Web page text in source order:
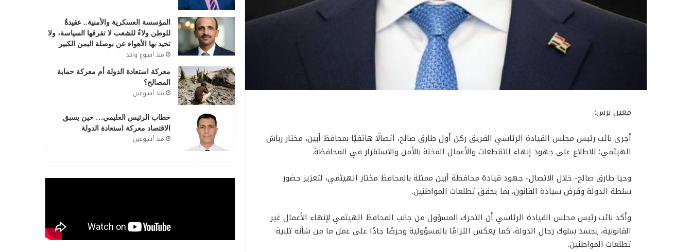
معين برس:
أجرى نائب رئيس مجلس القيادة الرئاسي الفريق ركن أول طارق صالح، اتصالًا هاتفيًا بمحافظ أبين، مختار رباش
الهيثمي؛ للاطلاع على جهود إنهاء التقطعات والأعمال المخلة بالأمن والاستقرار في المحافظة.
وحيا طارق صالح- خلال الاتصال- جهود قيادة محافظة أبين ممثلة بالمحافظ مختار الهيثمي، لتعزيز حضور
سلطة الدولة وفرض سيادة القانون، بما يحقق تطلعات المواطنين.
وأكد نائب رئيس مجلس القيادة الرئاسي أن التحرك المسؤول من جانب المحافظ الهيثمي لإنهاء الأعمال غير
القانونية، يجسد سلوك رجال الدولة، كما يعكس التزامًا بالمسؤولية وحرصًا جادًا على عمل ما من شأنه تلبية
تطلعات المواطنين.
المؤسسة العسكرية والأمنية.. عقيدةٌ
للوطن ولاءٌ للشعب لا تفرقها السياسة، ولا
تحيد بها الأهواء عن بوصلة اليمن الكبير
منذ أسبوع واحد
معركة استعادة الدولة أم معركة حماية
المصالح؟
منذ أسبوعين
خطاب الرئيس العليمي… حين يسبق
الاقتصاد معركة استعادة الدولة
منذ أسبوعين